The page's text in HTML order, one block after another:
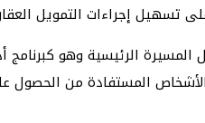
تسهيل إجراءات التمويل
المسيرة الرئيسية وهو
المستفادة من